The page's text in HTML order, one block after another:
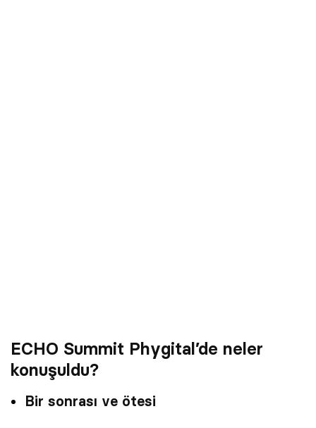
ECHO Summit Phygital’de neler
konuşuldu?
Bir sonrası ve ötesi